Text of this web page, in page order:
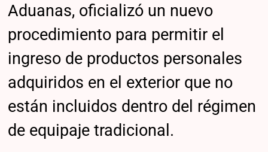
Aduanas, oficializó un nuevo
procedimiento para permitir el
ingreso de productos personales
adquiridos en el exterior que no
están incluidos dentro del régimen
de equipaje tradicional.